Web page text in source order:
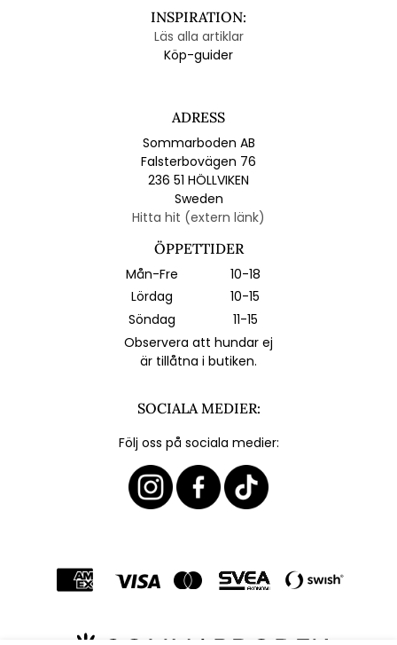
INSPIRATION:
Läs alla artiklar
Köp-guider
ADRESS
Sommarboden AB
Falsterbovägen 76
236 51 HÖLLVIKEN
Sweden
Hitta hit (extern länk)
ÖPPETTIDER
Mån-Fre
10-18
Lördag
10-15
Söndag
11-15
Observera att hundar ej
är tillåtna i butiken.
SOCIALA MEDIER:
Följ oss på sociala medier: